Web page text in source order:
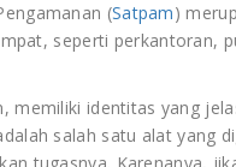
jasa pengamanan, jasa
loker satpam,
Pudiklat Satpam
satpam di jakarta,
(Satpam)
seperti perkantoran,
memiliki identitas yang
salah satu alat yang